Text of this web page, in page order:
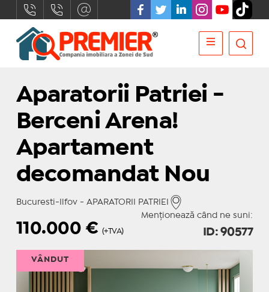
Aparatorii Patriei -
Berceni Arena!
Apartament
decomandat Nou
Bucuresti-Ilfov - APARATORII PATRIEI
Menționează când ne suni:
110.000 € (+TVA) ID: 90577
VÂNDUT